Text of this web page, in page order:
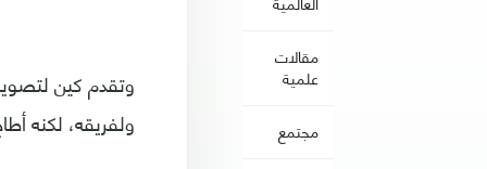
مقالات
علمية
مجتمع
وتقدم كين
ولفريقه، لكنه